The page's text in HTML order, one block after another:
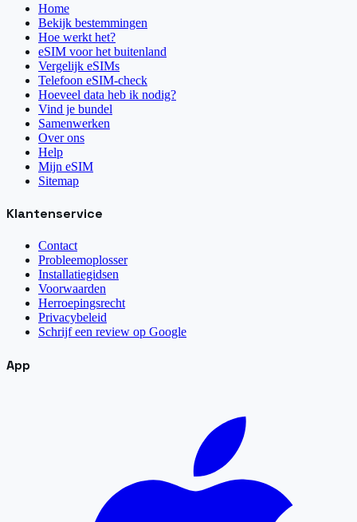
Home
Bekijk bestemmingen
Hoe werkt het?
eSIM voor het buitenland
Vergelijk eSIMs
Telefoon eSIM-check
Hoeveel data heb ik nodig?
Vind je bundel
Samenwerken
Over ons
Help
Mijn eSIM
Sitemap
Klantenservice
Contact
Probleemoplosser
Installatiegidsen
Voorwaarden
Herroepingsrecht
Privacybeleid
Schrijf een review op Google
App